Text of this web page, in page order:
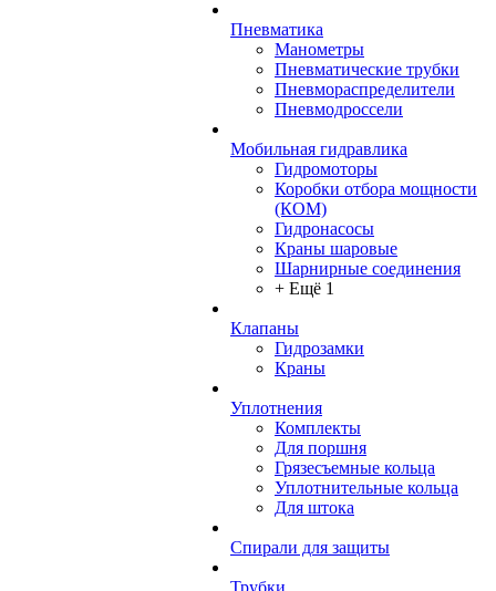
Пневматика
Манометры
Пневматические трубки
Пневмораспределители
Пневмодроссели
Мобильная гидравлика
Гидромоторы
Коробки отбора мощности
(КОМ)
Гидронасосы
Краны шаровые
Шарнирные соединения
+ Ещё 1
Клапаны
Гидрозамки
Краны
Уплотнения
Комплекты
Для поршня
Грязесъемные кольца
Уплотнительные кольца
Для штока
Спирали для защиты
Трубки